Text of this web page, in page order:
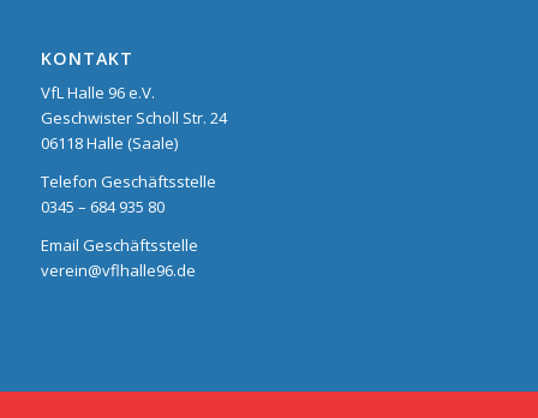
KONTAKT
VfL Halle 96 e.V.
Geschwister Scholl Str. 24
06118 Halle (Saale)
Telefon Geschäftsstelle
0345 – 684 935 80
Email Geschäftsstelle
verein@vflhalle96.de